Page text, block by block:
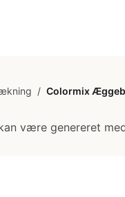
/ Colormix
være genereret